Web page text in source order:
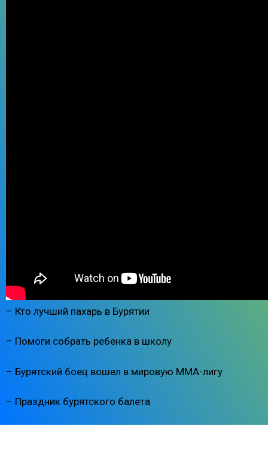
– Кто лучший пахарь в Бурятии
– Помоги собрать ребенка в школу
– Бурятский боец вошел в мировую ММА-лигу
– Праздник бурятского балета